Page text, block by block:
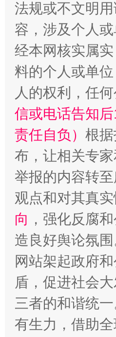
“蜀中异人”王建安的艺
法规或不文明
容，涉及个人
经本网核实属
料的个人或单
人的权利，任
信或电话告知
责任自负） 根
布，让相关专
举报的内容转
观点和对其真实
向 ，强化反腐
造良好舆论氛
网站架起政府
盾，促进社会
三者的和谐统
有生力，借助